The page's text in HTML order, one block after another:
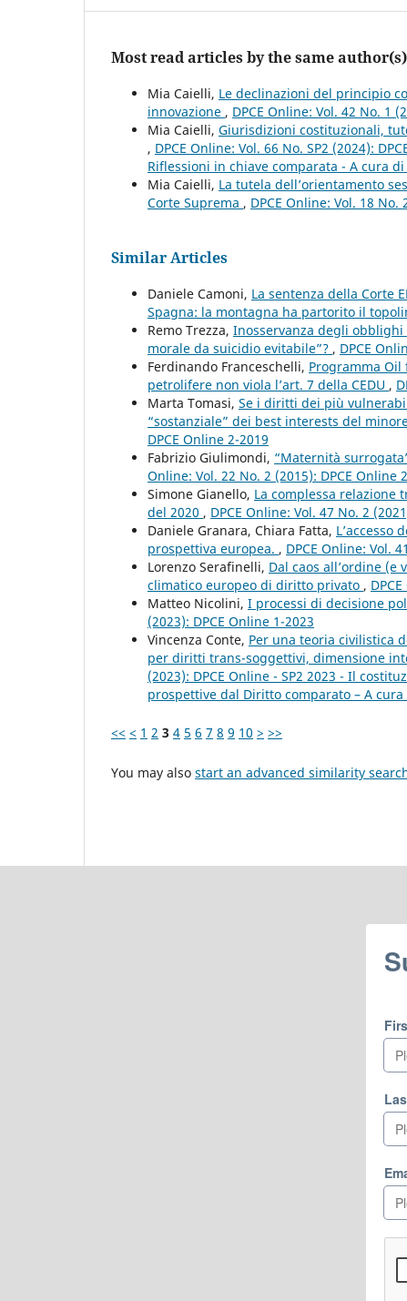
Most read articles by the same author(s)
Mia Caielli, Le declinazioni del principio
innovazione , DPCE Online: Vol. 42 No. 1
Mia Caielli, Giurisdizioni costituzionali,
, DPCE Online: Vol. 66 No. SP2 (2024):
Riflessioni in chiave comparata - A cura di
Mia Caielli, La tutela dell’orientamento
Corte Suprema , DPCE Online: Vol. 18 No.
Similar Articles
Daniele Camoni, La sentenza della Corte
Spagna: la montagna ha partorito il
Remo Trezza, Inosservanza degli
morale da suicidio evitabile”? , DPCE
Ferdinando Franceschelli, Programma
petrolifere non viola l’art. 7 della CEDU ,
Marta Tomasi, Se i diritti dei più
“sostanziale” dei best interests del
DPCE Online 2-2019
Fabrizio Giulimondi, “Maternità
Online: Vol. 22 No. 2 (2015): DPCE Online
Simone Gianello, La complessa relazione
del 2020 , DPCE Online: Vol. 47 No. 2
Daniele Granara, Chiara Fatta, L’accesso
prospettiva europea. , DPCE Online: Vol.
Lorenzo Serafinelli, Dal caos all’ordine (e
climatico europeo di diritto privato ,
Matteo Nicolini, I processi di decisione
(2023): DPCE Online 1-2023
Vincenza Conte, Per una teoria civilistica
per diritti trans-soggettivi, dimensione
(2023): DPCE Online - SP2 2023 - Il
prospettive dal Diritto comparato – A cura
<< < 1 2 3 4 5 6 7 8 9 10 > >>
You may also start an advanced similarity